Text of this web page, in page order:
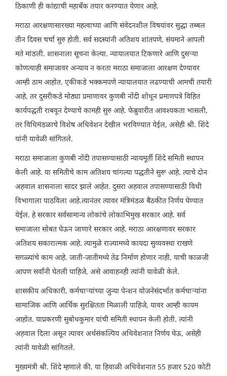
ठिकाणी ही कांद्याची महाबँक तयार करण्यात येणार आहे.
मराठा आरक्षणासारख्या महत्वाच्या आणि संवेदनशील विषयांवर सुद्धा तब्बल
तीन दिवस चर्चा सुरु होती. सर्व सदस्यांनी अतिशय शांतपणे, संयमाने आपली
मते मांडली. शासनाला सूचना केल्या. न्यायालयात टिकणारे आणि दुसऱ्या
कोणत्याही समाजावर अन्याय न करता मराठा समाजाला आरक्षण देण्यावर
आम्ही ठाम आहोत. एकीकडे भक्कमपणे न्यायालयात लढण्याची आमची तयारी
आहे, तर दुसरीकडे मोठ्या प्रमाणावर कुणबी नोंदी शोधून प्रमाणपत्रे विहित
कार्यपद्धती राबवून देण्याचे कामही सुरु आहे. फेब्रुवारीत आवश्यकता भासली,
तर विधिमंडळाचे विशेष अधिवेशन देखील भरविण्यात येईल, असेही श्री. शिंदे
यांनी यावेळी सांगितले.
मराठा समाजाला कुणबी नोंदी तपासण्यासाठी न्यायमूर्ती शिंदे समिती स्थापन
केली आहे. या समितीचे काम अतिशय चांगल्या पद्धतीने सुरू आहे. त्याचे दोन
अहवाल शासनाला सादर झाले आहेत. दुसरा अहवाल तपासण्यासाठी विधी
विभागाला पाठविला आहे.त्यानंतर त्यावर मंत्रिमंडळ बैठकीत निर्णय घेण्यात
येईल. हे सरकार सर्वसामान्य लोकांचे लोकाभिमुख सरकार आहे. सर्व
समाजाला सोबत घेऊन जाणारे सरकार आहे. मराठा आरक्षणावर सरकार
अतिशय सकारात्मक आहे. त्यामुळे राज्यामध्ये कायदा सुव्यवस्था राखणे
सगळ्यांचे काम आहे. जाती-जातीमध्ये तेढ निर्माण होणार नाही, याची काळजी
आपण सर्वांनी घेतली पाहिजे, असे आवाहनही त्यांनी यावेळी केले.
शासकीय अधिकारी, कर्मचाऱ्यांच्या जुन्या पेन्शन योजनेसंदर्भात कर्मचाऱ्यांना
सामाजिक आणि आर्थिक सुरक्षितता मिळाली पाहिजे, यावर आम्ही कायम
आहोत. याप्रकरणी सुबोधकुमार यांची समिती स्थापन केली होती. त्यांनी
अहवाल दिला असून त्यावर अर्थसंकल्पिय अधिवेशनात निर्णय घेऊ, असेही
त्यांनी यावेळी सांगितले.
मुख्यमंत्री श्री. शिंदे म्हणाले की, या हिवाळी अधिवेशनात 55 हजार 520 कोटी